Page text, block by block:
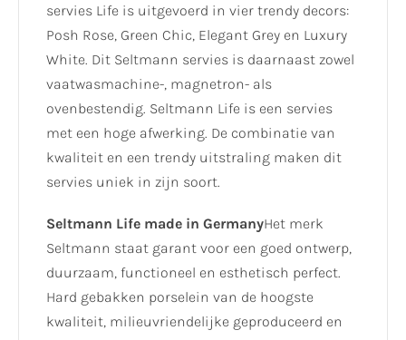
servies Life is uitgevoerd in vier trendy decors:
Posh Rose, Green Chic, Elegant Grey en Luxury
White. Dit Seltmann servies is daarnaast zowel
vaatwasmachine-, magnetron- als
ovenbestendig. Seltmann Life is een servies
met een hoge afwerking. De combinatie van
kwaliteit en een trendy uitstraling maken dit
servies uniek in zijn soort.
Seltmann Life made in GermanyHet merk
Seltmann staat garant voor een goed ontwerp,
duurzaam, functioneel en esthetisch perfect.
Hard gebakken porselein van de hoogste
kwaliteit, milieuvriendelijke geproduceerd en